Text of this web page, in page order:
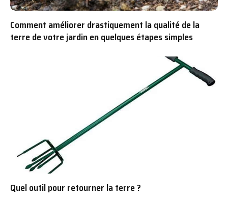
Comment améliorer drastiquement la qualité de la
terre de votre jardin en quelques étapes simples
Quel outil pour retourner la terre ?